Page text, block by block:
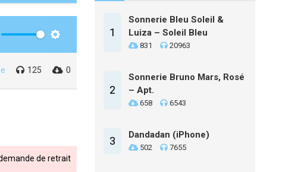
125 0
de retrait
1
Sonnerie Bleu Soleil &
Luiza – Soleil Bleu
831 20963
2
Sonnerie Bruno Mars, Rosé
– Apt.
658 6543
3 Dandadan (iPhone)
502 7655